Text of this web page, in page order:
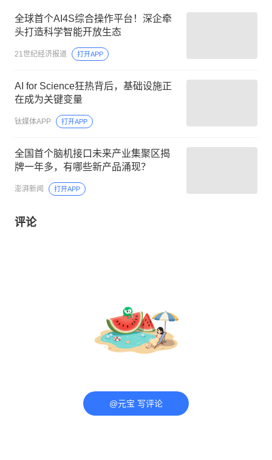
全球首个AI4S综合操作平台！深企牵
头打造科学智能开放生态
21世纪经济报道 打开APP
AI for Science狂热背后，基础设施正
在成为关键变量
钛媒体APP 打开APP
全国首个脑机接口未来产业集聚区揭
牌一年多，有哪些新产品涌现？
澎湃新闻 打开APP
评论
@元宝 写评论